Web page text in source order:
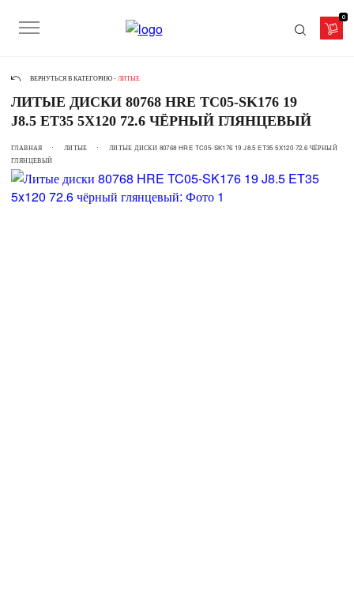
0
ВЕРНУТЬСЯ В КАТЕГОРИЮ - ЛИТЫЕ
ЛИТЫЕ ДИСКИ 80768 HRE TC05-SK176 19
J8.5 ET35 5X120 72.6 ЧЁРНЫЙ ГЛЯНЦЕВЫЙ
ГЛАВНАЯ ЛИТЫЕ
ЛИТЫЕ ДИСКИ 80768 HRE TC05-SK176 19 J8.5 ET35 5X120 72.6 ЧЁРНЫЙ
ГЛЯНЦЕВЫЙ